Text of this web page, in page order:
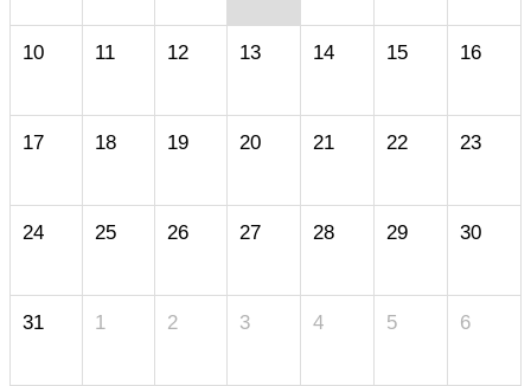
10 11 12 13 14 15 16
17 18 19 20 21 22 23
24 25 26 27 28 29 30
31 1 2 3 4 5 6